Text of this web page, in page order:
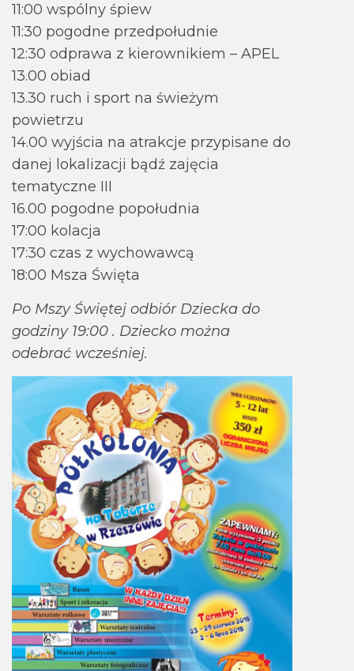
11:00 wspólny śpiew
11:30 pogodne przedpołudnie
12:30 odprawa z kierownikiem – APEL
13.00 obiad
13.30 ruch i sport na świeżym
powietrzu
14.00 wyjścia na atrakcje przypisane do
danej lokalizacji bądź zajęcia
tematyczne III
16.00 pogodne popołudnia
17:00 kolacja
17:30 czas z wychowawcą
18:00 Msza Święta
Po Mszy Świętej odbiór Dziecka do
godziny 19:00 . Dziecko można
odebrać wcześniej.